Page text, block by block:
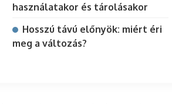
használatakor és tárolásakor
Hosszú távú előnyök: miért éri
meg a változás?